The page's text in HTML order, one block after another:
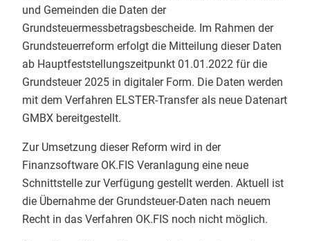
und Gemeinden die Daten der
Grundsteuermessbetragsbescheide. Im Rahmen der
Grundsteuerreform erfolgt die Mitteilung dieser Daten
ab Hauptfeststellungszeitpunkt 01.01.2022 für die
Grundsteuer 2025 in digitaler Form. Die Daten werden
mit dem Verfahren ELSTER-Transfer als neue Datenart
GMBX bereitgestellt.
Zur Umsetzung dieser Reform wird in der
Finanzsoftware OK.FIS Veranlagung eine neue
Schnittstelle zur Verfügung gestellt werden. Aktuell ist
die Übernahme der Grundsteuer-Daten nach neuem
Recht in das Verfahren OK.FIS noch nicht möglich.